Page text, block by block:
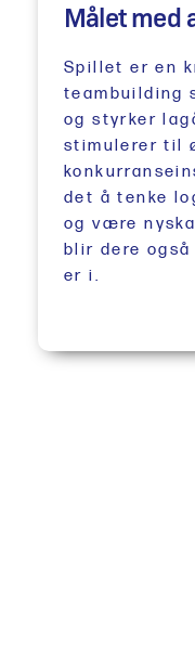
Målet med
Spillet er en
teambuilding
og styrker
stimulerer til
det å tenke
og være
blir dere
er i.